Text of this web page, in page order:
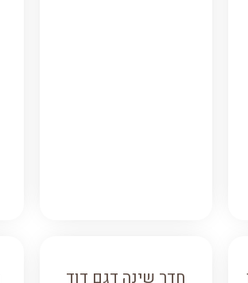
חדר שינה דגם דוד